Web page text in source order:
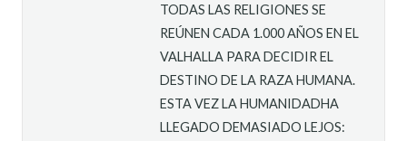
TODAS LAS RELIGIONES SE
REÚNEN CADA 1.000 AÑOS EN EL
VALHALLA PARA DECIDIR EL
DESTINO DE LA RAZA HUMANA.
ESTA VEZ LA HUMANIDADHA
LLEGADO DEMASIADO LEJOS: